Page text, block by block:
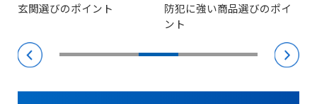
玄関選びのポイント
防犯に強い商品選びのポイ
ント